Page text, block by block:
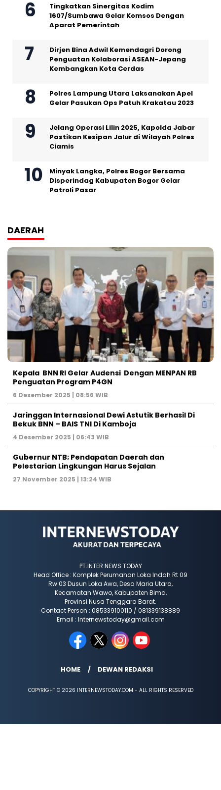
Tingkatkan Sinergitas Kodim
1607/Sumbawa Gelar Komsos Dengan
Aparat Pemerintah
Dirjen Bina Adwil Kemendagri Dorong
Penguatan Kolaborasi ASEAN-Jepang
Kembangkan Kota Cerdas
Polres Lampung Utara Laksanakan Apel
Gelar Pasukan Ops Patuh Krakatau 2023
Jelang Operasi Lilin 2025, Kapolda Jabar
Pastikan Kesipan Jalur di Wilayah Polres
Ciamis
Minyak Langka, Polres Bogor Bersama
Disperindag Kabupaten Bogor Gelar
Patroli Pasar
DAERAH
Kepala BNN RI Gelar Audensi Dengan MENPAN RB
Penguatan Program P4GN
6 Desember 2025 | 08:56 WIB
Jaringgan Internasional Dewi Astutik Berhasil Di
Bekuk BNN – BAIS TNI Di Kamboja
4 Desember 2025 | 06:43 WIB
Gubernur NTB; Pendapatan Daerah dan
Pelestarian Lingkungan Harus Sejalan
27 November 2025 | 13:24 WIB
PT.INTER NEWS TODAY
Head Office : Komplek Perumahan Loka Indah Rt 09
Rw 03 Dusun Loka Awa, Desa Maria Utara,
Kecamatan Wawo, Kabupaten Bima,
Provinsi Nusa Tenggara Barat.
Contact Person : 085339100110 / 081339138889
Email : Internewstoday@gmail.com
HOME DEWAN REDAKSI
COPYRIGHT © 2026 INTERNEWSTODAY.COM - ALL RIGHTS RESERVED